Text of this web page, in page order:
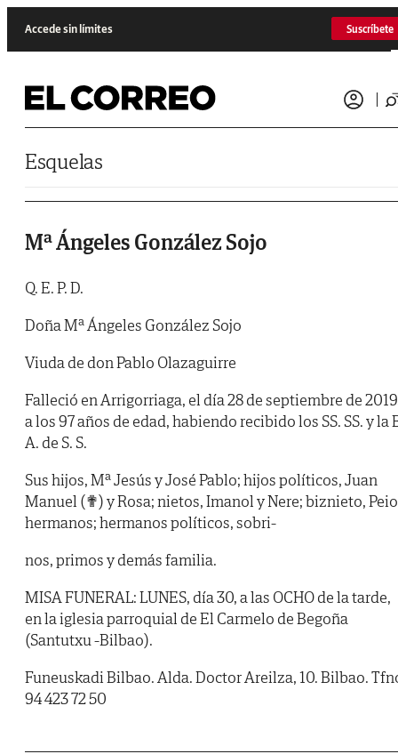
Accede sin límites Suscríbete
Esquelas
Mª Ángeles González Sojo
Q. E. P. D.
Doña Mª Ángeles González Sojo
Viuda de don Pablo Olazaguirre
Falleció en Arrigorriaga, el día 28 de septiembre de
a los 97 años de edad, habiendo recibido los SS. SS. y la
A. de S. S.
Sus hijos, Mª Jesús y José Pablo; hijos políticos, Juan
Manuel (✟) y Rosa; nietos, Imanol y Nere; biznieto,
hermanos; hermanos políticos, sobri-
nos, primos y demás familia.
MISA FUNERAL: LUNES, día 30, a las OCHO de la tarde,
en la iglesia parroquial de El Carmelo de Begoña
(Santutxu -Bilbao).
Funeuskadi Bilbao. Alda. Doctor Areilza, 10. Bilbao.
94 423 72 50